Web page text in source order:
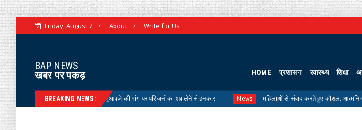
Friday, August 7 About Write for Us
BAP NEWS
खबर पर पकड़
HOME प्रशासन स्वास्थ्य शिक्षा
BREAKING NEWS:
में डूबा कंपनी का चालक, मुआवजे की मांग पर परिजनों का शव लेने से इनकार News महिलाओं से संवाद करते हुए कौशल, आत्मनिर्भरता एवं